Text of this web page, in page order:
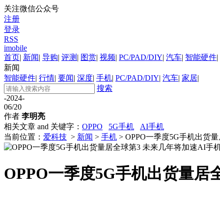
关注微信公众号
注册
登录
RSS
imobile
首页| 新闻| 导购| 评测 | 图赏| 视频| PC/PAD/DIY| 汽车| 智能硬件|
新闻
智能硬件| 行情| 要闻| 深度| 手机| PC/PAD/DIY| 汽车| 家居|
搜索
-2024-
06/20
作者 李明亮
相关文章 and 关键字： OPPO 5G手机
AI手机
当前位置： 爱科技 > 新闻 > 手机 > OPPO一季度5G手机出货
OPPO一季度5G手机出货量居